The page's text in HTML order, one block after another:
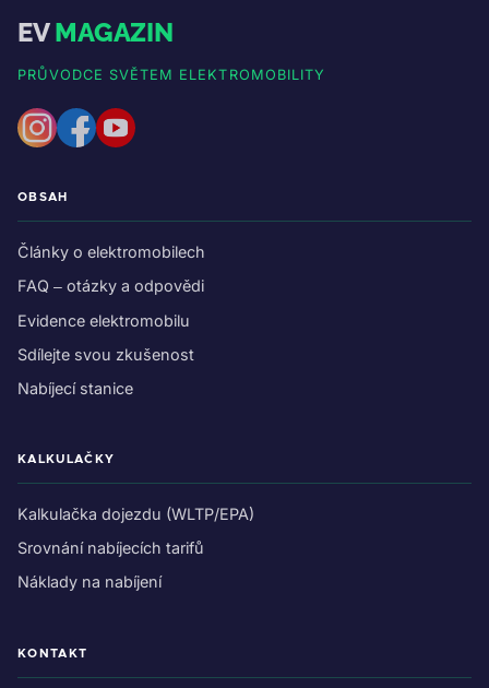
EVMAGAZIN
PRŮVODCE SVĚTEM ELEKTROMOBILITY
OBSAH
Články o elektromobilech
FAQ – otázky a odpovědi
Evidence elektromobilu
Sdílejte svou zkušenost
Nabíjecí stanice
KALKULAČKY
Kalkulačka dojezdu (WLTP/EPA)
Srovnání nabíjecích tarifů
Náklady na nabíjení
KONTAKT